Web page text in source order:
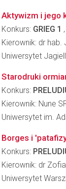
Aktywizm i jego
Konkurs: GRIEG 1
Kierownik: dr
Uniwersytet
Starodruki
Konkurs:
Kierownik: Nune
Uniwersytet im.
Borges i
Konkurs:
Kierownik: dr
Uniwersytet